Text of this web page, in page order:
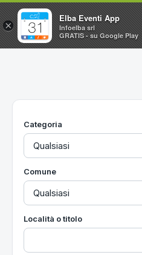
Home
Utilità
Categoria
Comune
Località o titolo
×
Elba Eventi App
Infoelba srl
GRATIS - su Google Play